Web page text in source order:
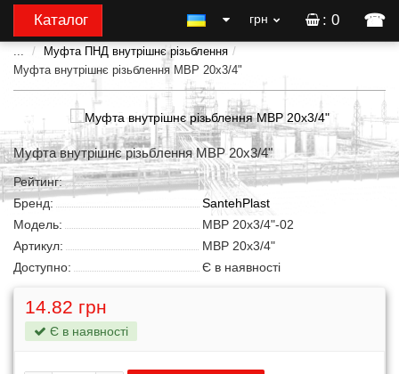
: 0 ☎
Каталог грн
...
Муфта ПНД внутрішнє різьблення
Муфта внутрішнє різьблення МВР 20x3/4"
Муфта внутрішнє різьблення МВР 20x3/4"
Рейтинг:
Бренд:
SantehPlast
Модель:
МВР 20x3/4"-02
Артикул:
МВР 20x3/4"
Доступно:
Є в наявності
14.82 грн
Є в наявності